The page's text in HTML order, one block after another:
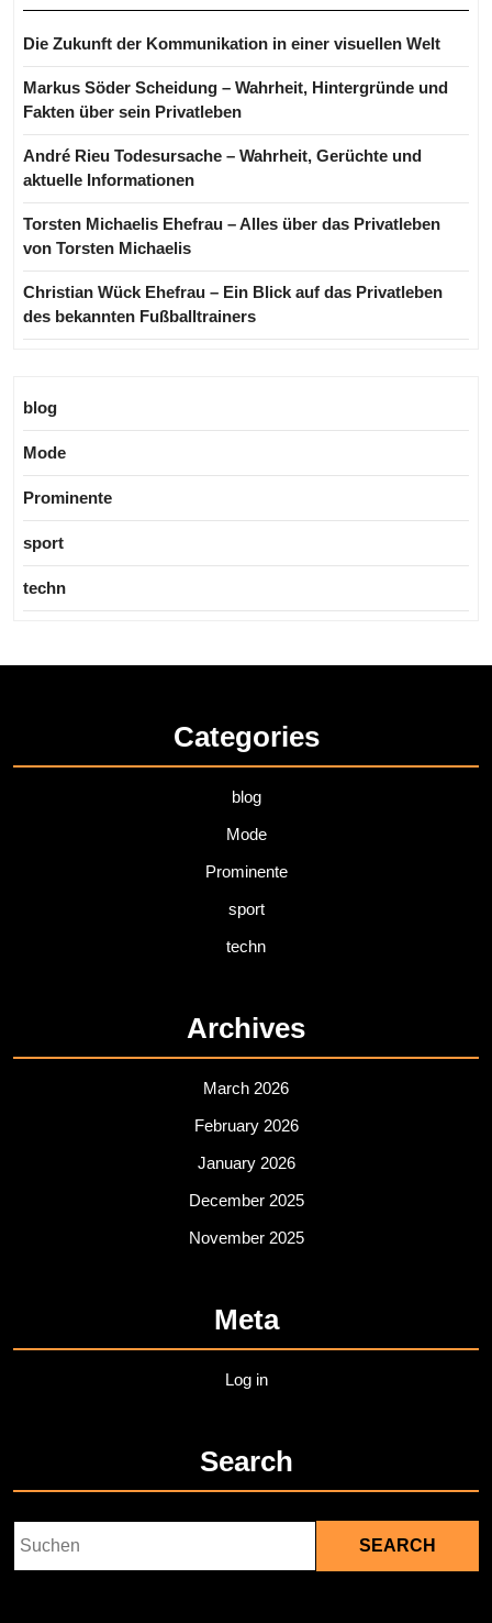
Die Zukunft der Kommunikation in einer visuellen Welt
Markus Söder Scheidung – Wahrheit, Hintergründe und
Fakten über sein Privatleben
André Rieu Todesursache – Wahrheit, Gerüchte und
aktuelle Informationen
Torsten Michaelis Ehefrau – Alles über das Privatleben
von Torsten Michaelis
Christian Wück Ehefrau – Ein Blick auf das Privatleben
des bekannten Fußballtrainers
blog
Mode
Prominente
sport
techn
Categories
blog
Mode
Prominente
sport
techn
Archives
March 2026
February 2026
January 2026
December 2025
November 2025
Meta
Log in
Search